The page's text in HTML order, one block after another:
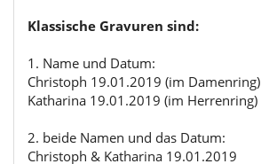
Klassische Gravuren sind:
1. Name und Datum:
Christoph 19.01.2019 (im Damenring)
Katharina 19.01.2019 (im Herrenring)
2. beide Namen und das Datum:
Christoph & Katharina 19.01.2019